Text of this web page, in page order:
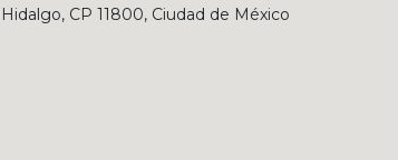
Hidalgo, CP 11800, Ciudad de México